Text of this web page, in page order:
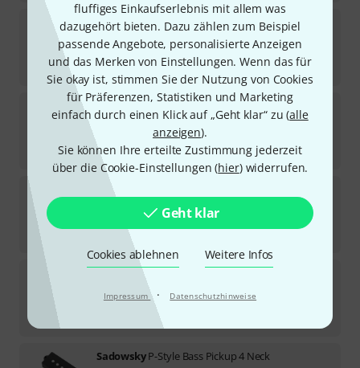
fluffiges Einkaufserlebnis mit allem was
dazugehört bieten. Dazu zählen zum Beispiel
passende Angebote, personalisierte Anzeigen
und das Merken von Einstellungen. Wenn das für
Sie okay ist, stimmen Sie der Nutzung von Cookies
für Präferenzen, Statistiken und Marketing
einfach durch einen Klick auf „Geht klar“ zu (alle
anzeigen).
Sie können Ihre erteilte Zustimmung jederzeit
über die Cookie-Einstellungen (hier) widerrufen.
Geht klar
Cookies ablehnen Weitere Infos
Impressum · Datenschutzhinweise
DiMarzioDP 296GB Relentless Middle BK
11
In 5–7 Wochen lieferbar
149€
DiMarzioDP126 Creme
32
In 5–7 Wochen lieferbar
189 €
Seymour Duncan
Sofort lieferbar
€
EMGPA
In 14–18 Wochen lieferbar
SadowskyP-Style Bass Pickup 4 Neck